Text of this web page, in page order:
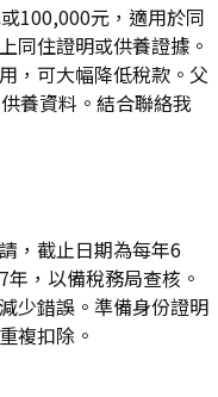
100,000元，適用於同
同住證明或供養證據。
，可大幅降低稅款。父
養資料。結合聯絡我
，截止日期為每年6
，以備稅務局查核。
少錯誤。準備身份證明
複扣除。